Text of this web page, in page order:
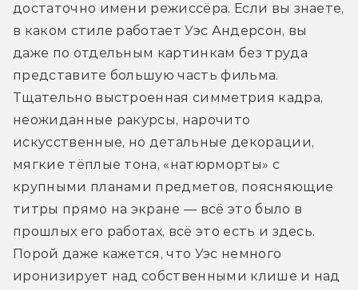
достаточно имени режиссёра. Если вы знаете,
в каком стиле работает Уэс Андерсон, вы
даже по отдельным картинкам без труда
представите большую часть фильма.
Тщательно выстроенная симметрия кадра,
неожиданные ракурсы, нарочито
искусственные, но детальные декорации,
мягкие тёплые тона, «натюрморты» с
крупными планами предметов, поясняющие
титры прямо на экране — всё это было в
прошлых его работах, всё это есть и здесь.
Порой даже кажется, что Уэс немного
иронизирует над собственными клише и над